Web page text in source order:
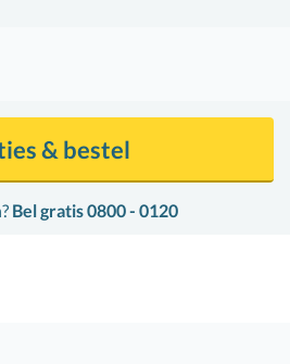
Bel gratis 0800 - 0120
& bestel